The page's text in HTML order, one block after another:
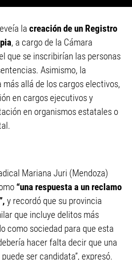
la creación de un Registro
, a cargo de la Cámara
que se inscribirían las personas
Asimismo, la
allá de los cargos electivos,
en cargos ejecutivos y
en organismos estatales o
Mariana Juri (Mendoza)
“una respuesta a un reclamo
y recordó que su provincia
que incluye delitos más
como sociedad para que esta
hacer falta decir que una
ser candidata”, expresó.